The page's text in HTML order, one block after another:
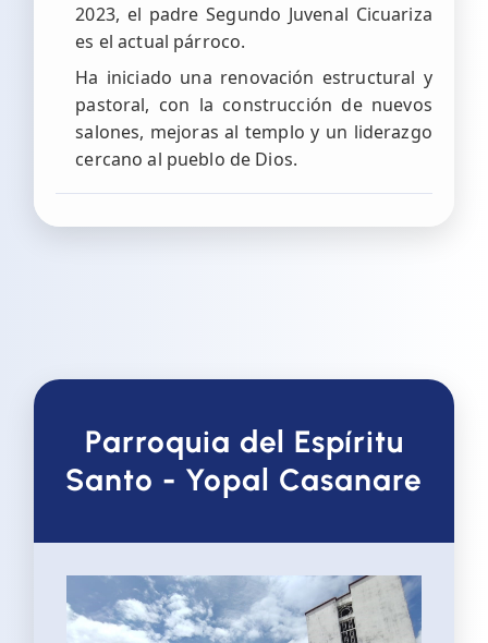
2023, el padre Segundo Juvenal Cicuariza
es el actual párroco.
Ha iniciado una renovación estructural y
pastoral, con la construcción de nuevos
salones, mejoras al templo y un liderazgo
cercano al pueblo de Dios.
Parroquia del Espíritu
Santo - Yopal Casanare